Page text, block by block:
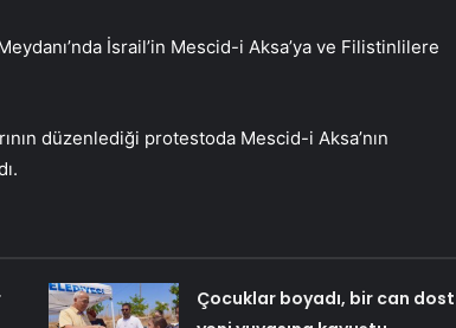
İsrail’in Mescid-i Aksa’ya ve Filistinlilere
düzenlediği protestoda Mescid-i Aksa’nın
Çocuklar boyadı, bir can dost